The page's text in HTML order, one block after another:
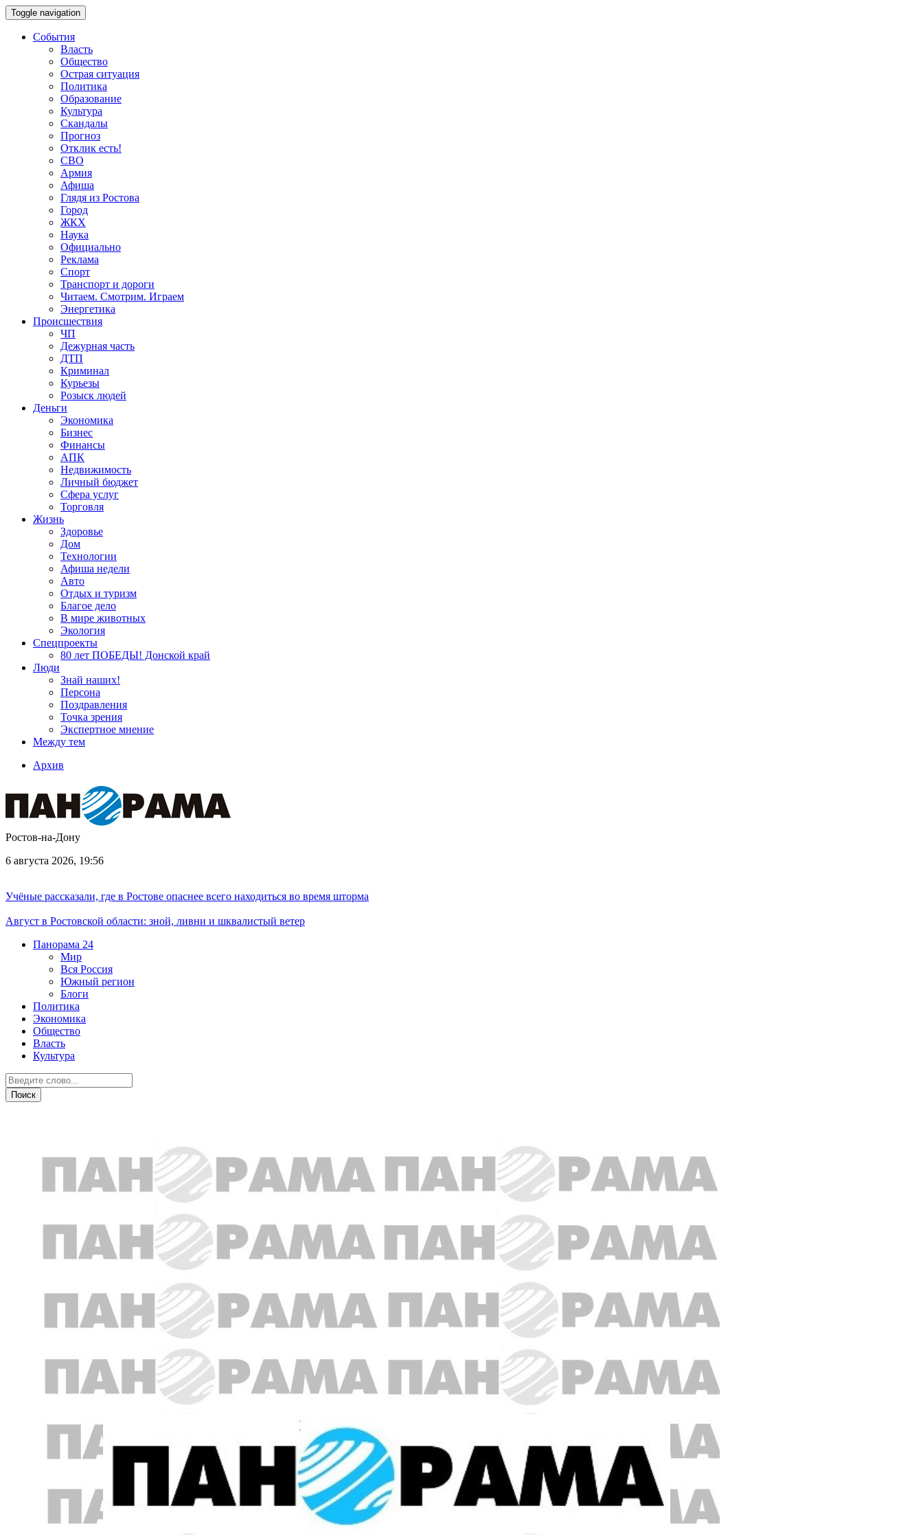
Toggle navigation
События
Власть
Общество
Острая ситуация
Политика
Образование
Культура
Скандалы
Прогноз
Отклик есть!
СВО
Армия
Афиша
Глядя из Ростова
Город
ЖКХ
Наука
Официально
Реклама
Спорт
Транспорт и дороги
Читаем. Смотрим. Играем
Энергетика
Происшествия
ЧП
Дежурная часть
ДТП
Криминал
Курьезы
Розыск людей
Деньги
Экономика
Бизнес
Финансы
АПК
Недвижимость
Личный бюджет
Сфера услуг
Торговля
Жизнь
Здоровье
Дом
Технологии
Афиша недели
Авто
Отдых и туризм
Благое дело
В мире животных
Экология
Спецпроекты
80 лет ПОБЕДЫ! Донской край
Люди
Знай наших!
Персона
Поздравления
Точка зрения
Экспертное мнение
Между тем
Архив
Ростов-на-Дону
6 августа 2026, 19:56
Учёные рассказали, где в Ростове опаснее всего находиться во время шторма
Август в Ростовской области: зной, ливни и шквалистый ветер
Панорама 24
Мир
Вся Россия
Южный регион
Блоги
Политика
Экономика
Общество
Власть
Культура